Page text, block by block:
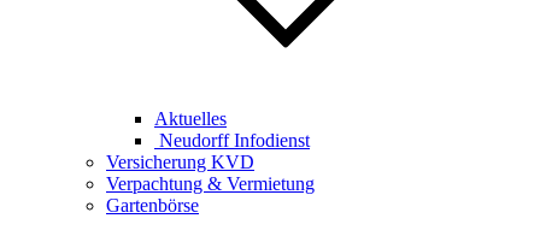
Aktuelles
Neudorff Infodienst
Versicherung KVD
Verpachtung & Vermietung
Gartenbörse